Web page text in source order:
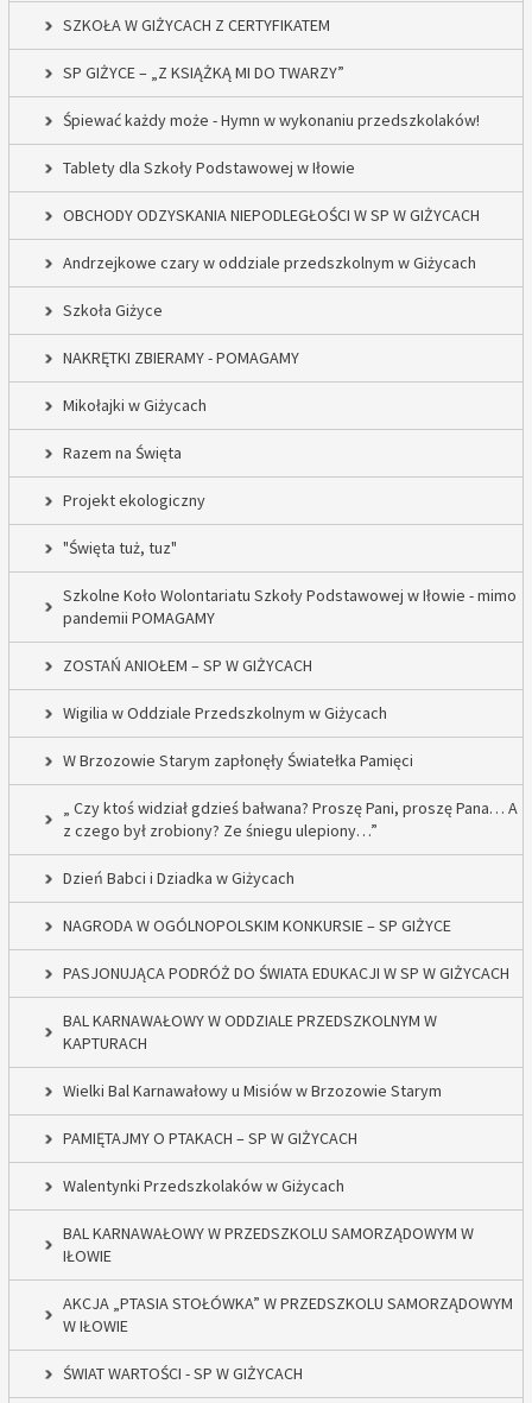
SZKOŁA W GIŻYCACH Z CERTYFIKATEM
SP GIŻYCE – „Z KSIĄŻKĄ MI DO TWARZY”
Śpiewać każdy może - Hymn w wykonaniu przedszkolaków!
Tablety dla Szkoły Podstawowej w Iłowie
OBCHODY ODZYSKANIA NIEPODLEGŁOŚCI W SP W GIŻYCACH
Andrzejkowe czary w oddziale przedszkolnym w Giżycach
Szkoła Giżyce
NAKRĘTKI ZBIERAMY - POMAGAMY
Mikołajki w Giżycach
Razem na Święta
Projekt ekologiczny
"Święta tuż, tuz"
Szkolne Koło Wolontariatu Szkoły Podstawowej w Iłowie - mimo
pandemii POMAGAMY
ZOSTAŃ ANIOŁEM – SP W GIŻYCACH
Wigilia w Oddziale Przedszkolnym w Giżycach
W Brzozowie Starym zapłonęły Światełka Pamięci
„ Czy ktoś widział gdzieś bałwana? Proszę Pani, proszę Pana… A
z czego był zrobiony? Ze śniegu ulepiony…”
Dzień Babci i Dziadka w Giżycach
NAGRODA W OGÓLNOPOLSKIM KONKURSIE – SP GIŻYCE
PASJONUJĄCA PODRÓŻ DO ŚWIATA EDUKACJI W SP W GIŻYCACH
BAL KARNAWAŁOWY W ODDZIALE PRZEDSZKOLNYM W
KAPTURACH
Wielki Bal Karnawałowy u Misiów w Brzozowie Starym
PAMIĘTAJMY O PTAKACH – SP W GIŻYCACH
Walentynki Przedszkolaków w Giżycach
BAL KARNAWAŁOWY W PRZEDSZKOLU SAMORZĄDOWYM W
IŁOWIE
AKCJA „PTASIA STOŁÓWKA” W PRZEDSZKOLU SAMORZĄDOWYM
W IŁOWIE
ŚWIAT WARTOŚCI - SP W GIŻYCACH